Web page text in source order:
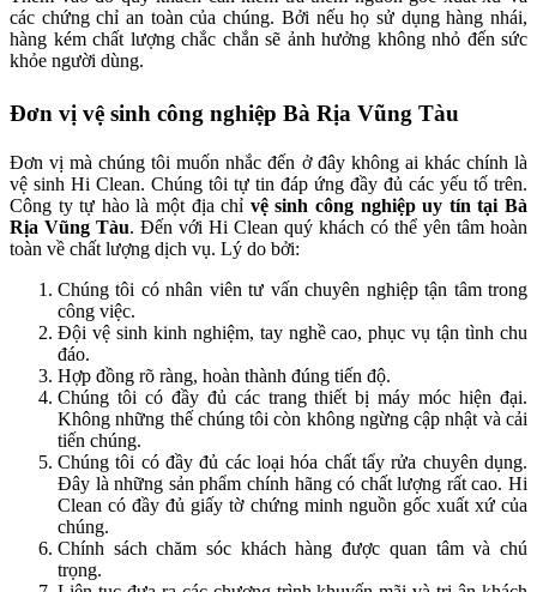
các chứng chỉ an toàn của chúng. Bởi nếu họ sử dụng hàng nhái,
hàng kém chất lượng chắc chắn sẽ ảnh hưởng không nhỏ đến sức
khỏe người dùng.
Đơn vị vệ sinh công nghiệp Bà Rịa Vũng Tàu
Đơn vị mà chúng tôi muốn nhắc đến ở đây không ai khác chính là
vệ sinh Hi Clean. Chúng tôi tự tin đáp ứng đầy đủ các yếu tố trên.
Công ty tự hào là một địa chỉ vệ sinh công nghiệp uy tín tại Bà
Rịa Vũng Tàu. Đến với Hi Clean quý khách có thể yên tâm hoàn
toàn về chất lượng dịch vụ. Lý do bởi:
Chúng tôi có nhân viên tư vấn chuyên nghiệp tận tâm trong
công việc.
Đội vệ sinh kinh nghiệm, tay nghề cao, phục vụ tận tình chu
đáo.
Hợp đồng rõ ràng, hoàn thành đúng tiến độ.
Chúng tôi có đầy đủ các trang thiết bị máy móc hiện đại.
Không những thế chúng tôi còn không ngừng cập nhật và cải
tiến chúng.
Chúng tôi có đầy đủ các loại hóa chất tẩy rửa chuyên dụng.
Đây là những sản phẩm chính hãng có chất lượng rất cao. Hi
Clean có đầy đủ giấy tờ chứng minh nguồn gốc xuất xứ của
chúng.
Chính sách chăm sóc khách hàng được quan tâm và chú
trọng.